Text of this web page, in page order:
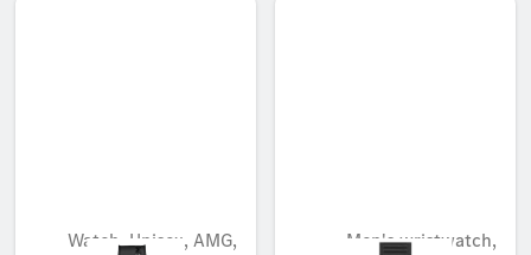
Men's wristwatch,
Watch, Unisex, AMG,